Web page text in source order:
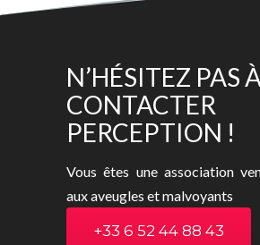
N’HÉSITEZ PAS À
CONTACTER
PERCEPTION !
Vous êtes une association
aux aveugles et malvoyants
+33 6 52 44 88 43